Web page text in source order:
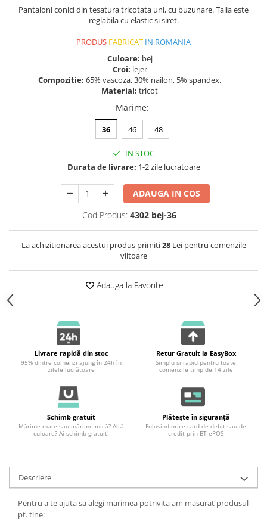
Pantaloni conici din tesatura tricotata uni, cu buzunare. Talia este
reglabila cu elastic si siret.
PRODUS FABRICAT IN ROMANIA
Culoare: bej
Croi: lejer
Compozitie: 65% vascoza, 30% nailon, 5% spandex.
Material: tricot
Marime:
36 46 48
IN STOC
Durata de livrare: 1-2 zile lucratoare
ADAUGA IN COS
Cod Produs: 4302 bej-36
La achizitionarea acestui produs primiti28Lei pentru comenzile
viitoare
Adauga la Favorite
Livrare rapidă din stoc
95% dintre comenzi ajung în 24h în
zilele lucrătoare
Retur Gratuit la EasyBox
Simplu și rapid pentru toate
comenzile timp de 14 zile
Schimb gratuit
Mărime mare sau mărime mică? Altă
culoare? Ai schimb gratuit!
Plătește în siguranță
Folosind orice card de debit sau de
credit prin BT ePOS
Descriere
Pentru a te ajuta sa alegi marimea potrivita am masurat produsul
pt. tine: